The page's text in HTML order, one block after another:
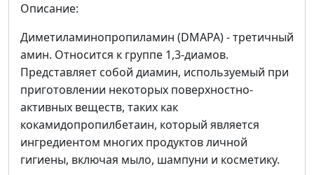
Описание:
Диметиламинопропиламин (DMAPA) - третичный
амин. Относится к группе 1,3-диамов.
Представляет собой диамин, используемый при
приготовлении некоторых поверхностно-
активных веществ, таких как
кокамидопропилбетаин, который является
ингредиентом многих продуктов личной
гигиены, включая мыло, шампуни и косметику.